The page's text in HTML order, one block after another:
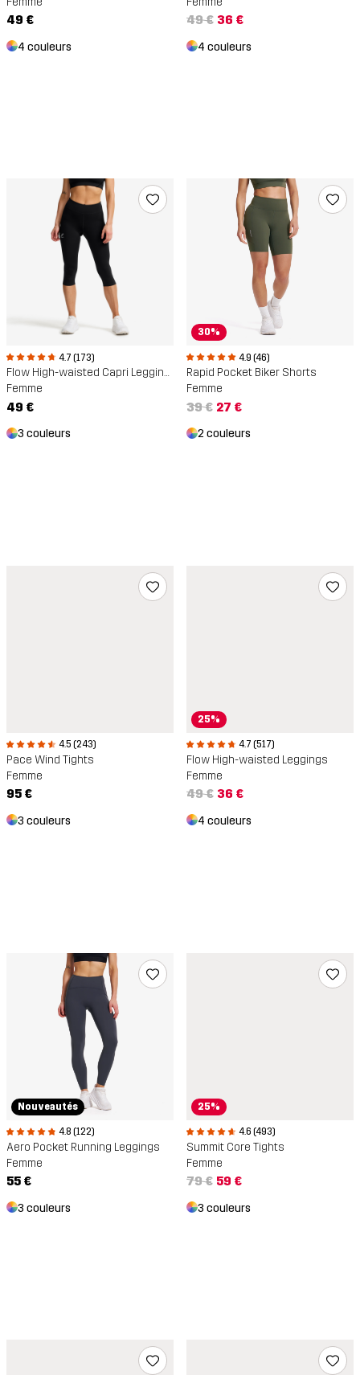
49 €
4 couleurs
49 € 36 €
4 couleurs
4.7 (173)
Flow High-waisted Capri Leggings
Femme
49 €
3 couleurs
30%
4.9 (46)
Rapid Pocket Biker Shorts
Femme
39 € 27 €
2 couleurs
4.5 (243)
Pace Wind Tights
Femme
95 €
3 couleurs
25%
4.7 (517)
Flow High-waisted Leggings
Femme
49 € 36 €
4 couleurs
Nouveautés
4.8 (122)
Aero Pocket Running Leggings
Femme
55 €
3 couleurs
25%
4.6 (493)
Summit Core Tights
Femme
79 € 59 €
3 couleurs